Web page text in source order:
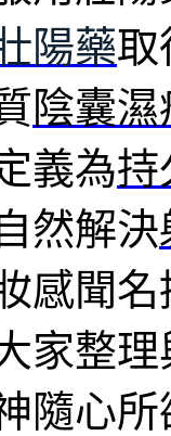
陽藥取
陰囊濕
義為持
然解決
感聞
家整
隨心